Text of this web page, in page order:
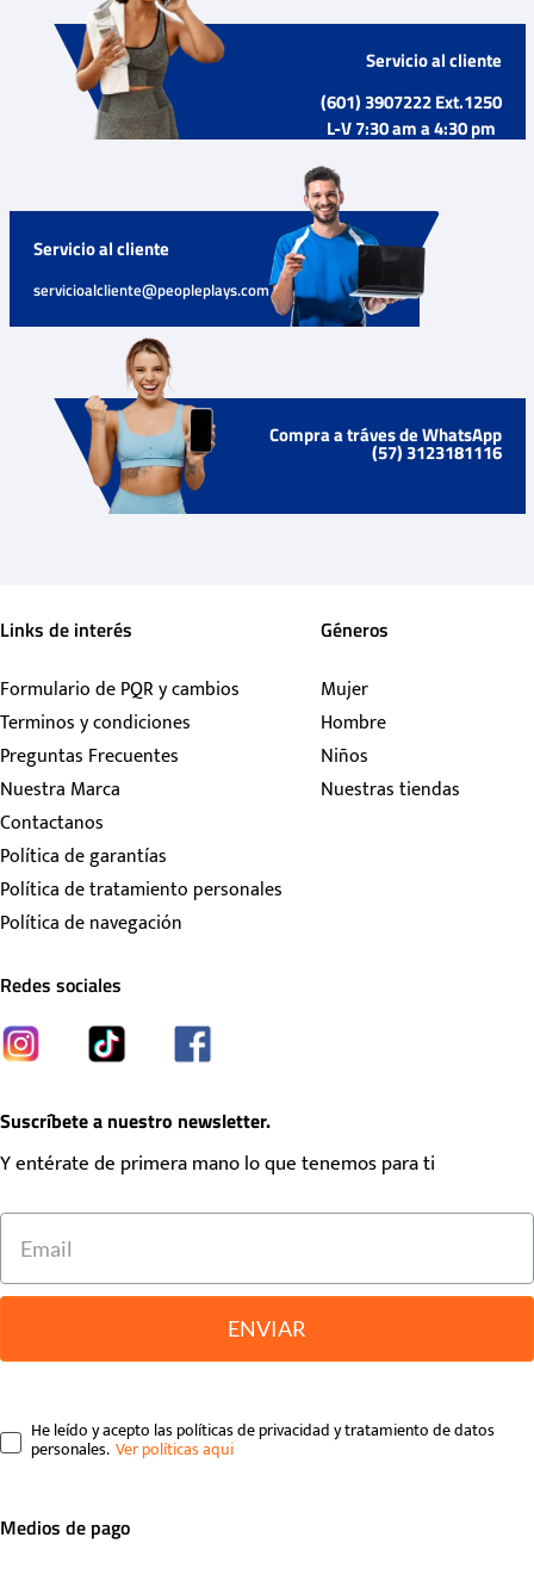
Servicio al cliente
(601) 3907222 Ext.1250
L-V 7:30 am a 4:30 pm
Servicio al cliente
servicioalcliente@peopleplays.com
Compra a tráves de WhatsApp
(57) 3123181116
Links de interés
Formulario de PQR y cambios
Terminos y condiciones
Preguntas Frecuentes
Nuestra Marca
Contactanos
Política de garantías
Política de tratamiento personales
Política de navegación
Géneros
Mujer
Hombre
Niños
Nuestras tiendas
Redes sociales
Suscríbete a nuestro newsletter.
Y entérate de primera mano lo que tenemos para ti
ENVIAR
He leído y acepto las políticas de privacidad y tratamiento de datos
personales.
Medios de pago